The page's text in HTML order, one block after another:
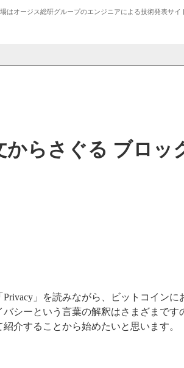
はオージス総研グループのエンジニアによる技術発表サイ
からさぐる ブロッ
」を読みながら、ビットコイン
シーという言葉の解釈はさまざまです
介することから始めたいと思います。